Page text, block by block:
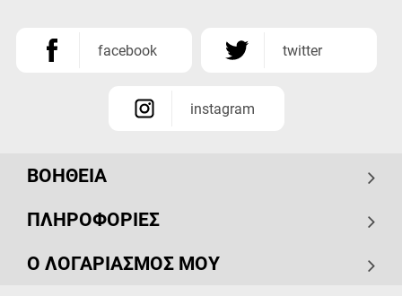
facebook twitter
instagram
ΒΟΗΘΕΙΑ
ΠΛΗΡΟΦΟΡΙΕΣ
Ο ΛΟΓΑΡΙΑΣΜΟΣ ΜΟΥ